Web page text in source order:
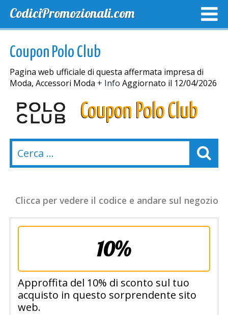
CodiciPromozionali.com
Coupon Polo Club
Pagina web ufficiale di questa affermata impresa di
Moda, Accessori Moda + Info Aggiornato il 12/04/2026
Coupon Polo Club
Clicca per vedere il codice e andare sul negozio
10%
Approffita del 10% di sconto sul tuo
acquisto in questo sorprendente sito
web.